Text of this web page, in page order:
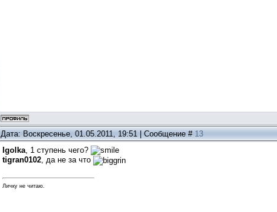
Дата: Воскресенье, 01.05.2011, 19:51 | Сообщение # 13
Igolka, 1 ступень чего?
tigran0102, да не за что
Личку не читаю.